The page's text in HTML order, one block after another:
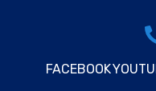
FACEBOOK